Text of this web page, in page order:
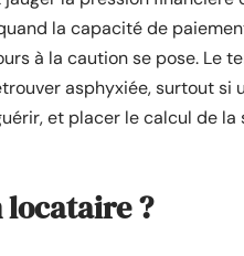
la capacité de
à la caution se pose. Le
asphyxiée, surtout si
et placer le calcul de la
locataire ?